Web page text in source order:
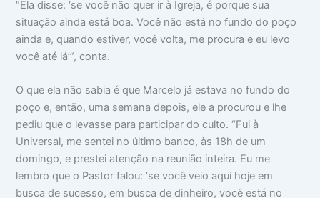
“Ela disse: ‘se você não quer ir à Igreja, é porque sua
situação ainda está boa. Você não está no fundo do poço
ainda e, quando estiver, você volta, me procura e eu levo
você até lá’”, conta.
O que ela não sabia é que Marcelo já estava no fundo do
poço e, então, uma semana depois, ele a procurou e lhe
pediu que o levasse para participar do culto. “Fui à
Universal, me sentei no último banco, às 18h de um
domingo, e prestei atenção na reunião inteira. Eu me
lembro que o Pastor falou: ‘se você veio aqui hoje em
busca de sucesso, em busca de dinheiro, você está no